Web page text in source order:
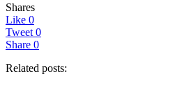
Shares
Like 0
Tweet 0
Share 0
Related posts: